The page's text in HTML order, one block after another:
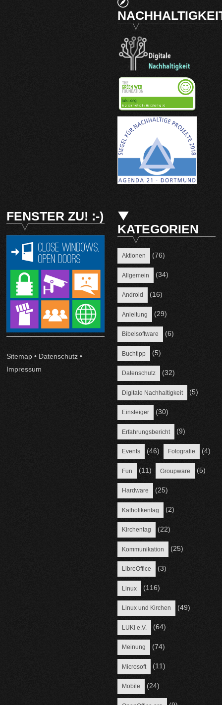
FENSTER ZU! :-)
Sitemap • Datenschutz •
Impressum
KATEGORIEN
Aktionen (76)
Allgemein (34)
Android (16)
Anleitung (29)
Bibelsoftware (6)
Buchtipp (5)
Datenschutz (32)
Digitale Nachhaltigkeit (5)
Einsteiger (30)
Erfahrungsbericht (9)
Events (46) Fotografie (4)
Fun (11) Groupware (5)
Hardware (25)
Katholikentag (2)
Kirchentag (22)
Kommunikation (25)
LibreOffice (3)
Linux (116)
Linux und Kirchen (49)
LUKi e.V. (64)
Meinung (74)
Microsoft (11)
Mobile (24)